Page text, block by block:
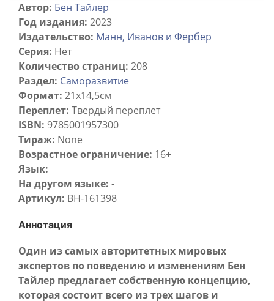
Автор: Бен Тайлер
Год издания: 2023
Издательство: Манн, Иванов и Фербер
Серия: Нет
Количество страниц: 208
Раздел: Саморазвитие
Формат: 21х14,5см
Переплет: Твердый переплет
ISBN: 9785001957300
Тираж: None
Возрастное ограничение: 16+
Язык:
На другом языке: -
Артикул: BH-161398
Аннотация
Один из самых авторитетных мировых
экспертов по поведению и изменениям Бен
Тайлер предлагает собственную концепцию,
которая состоит всего из трех шагов и